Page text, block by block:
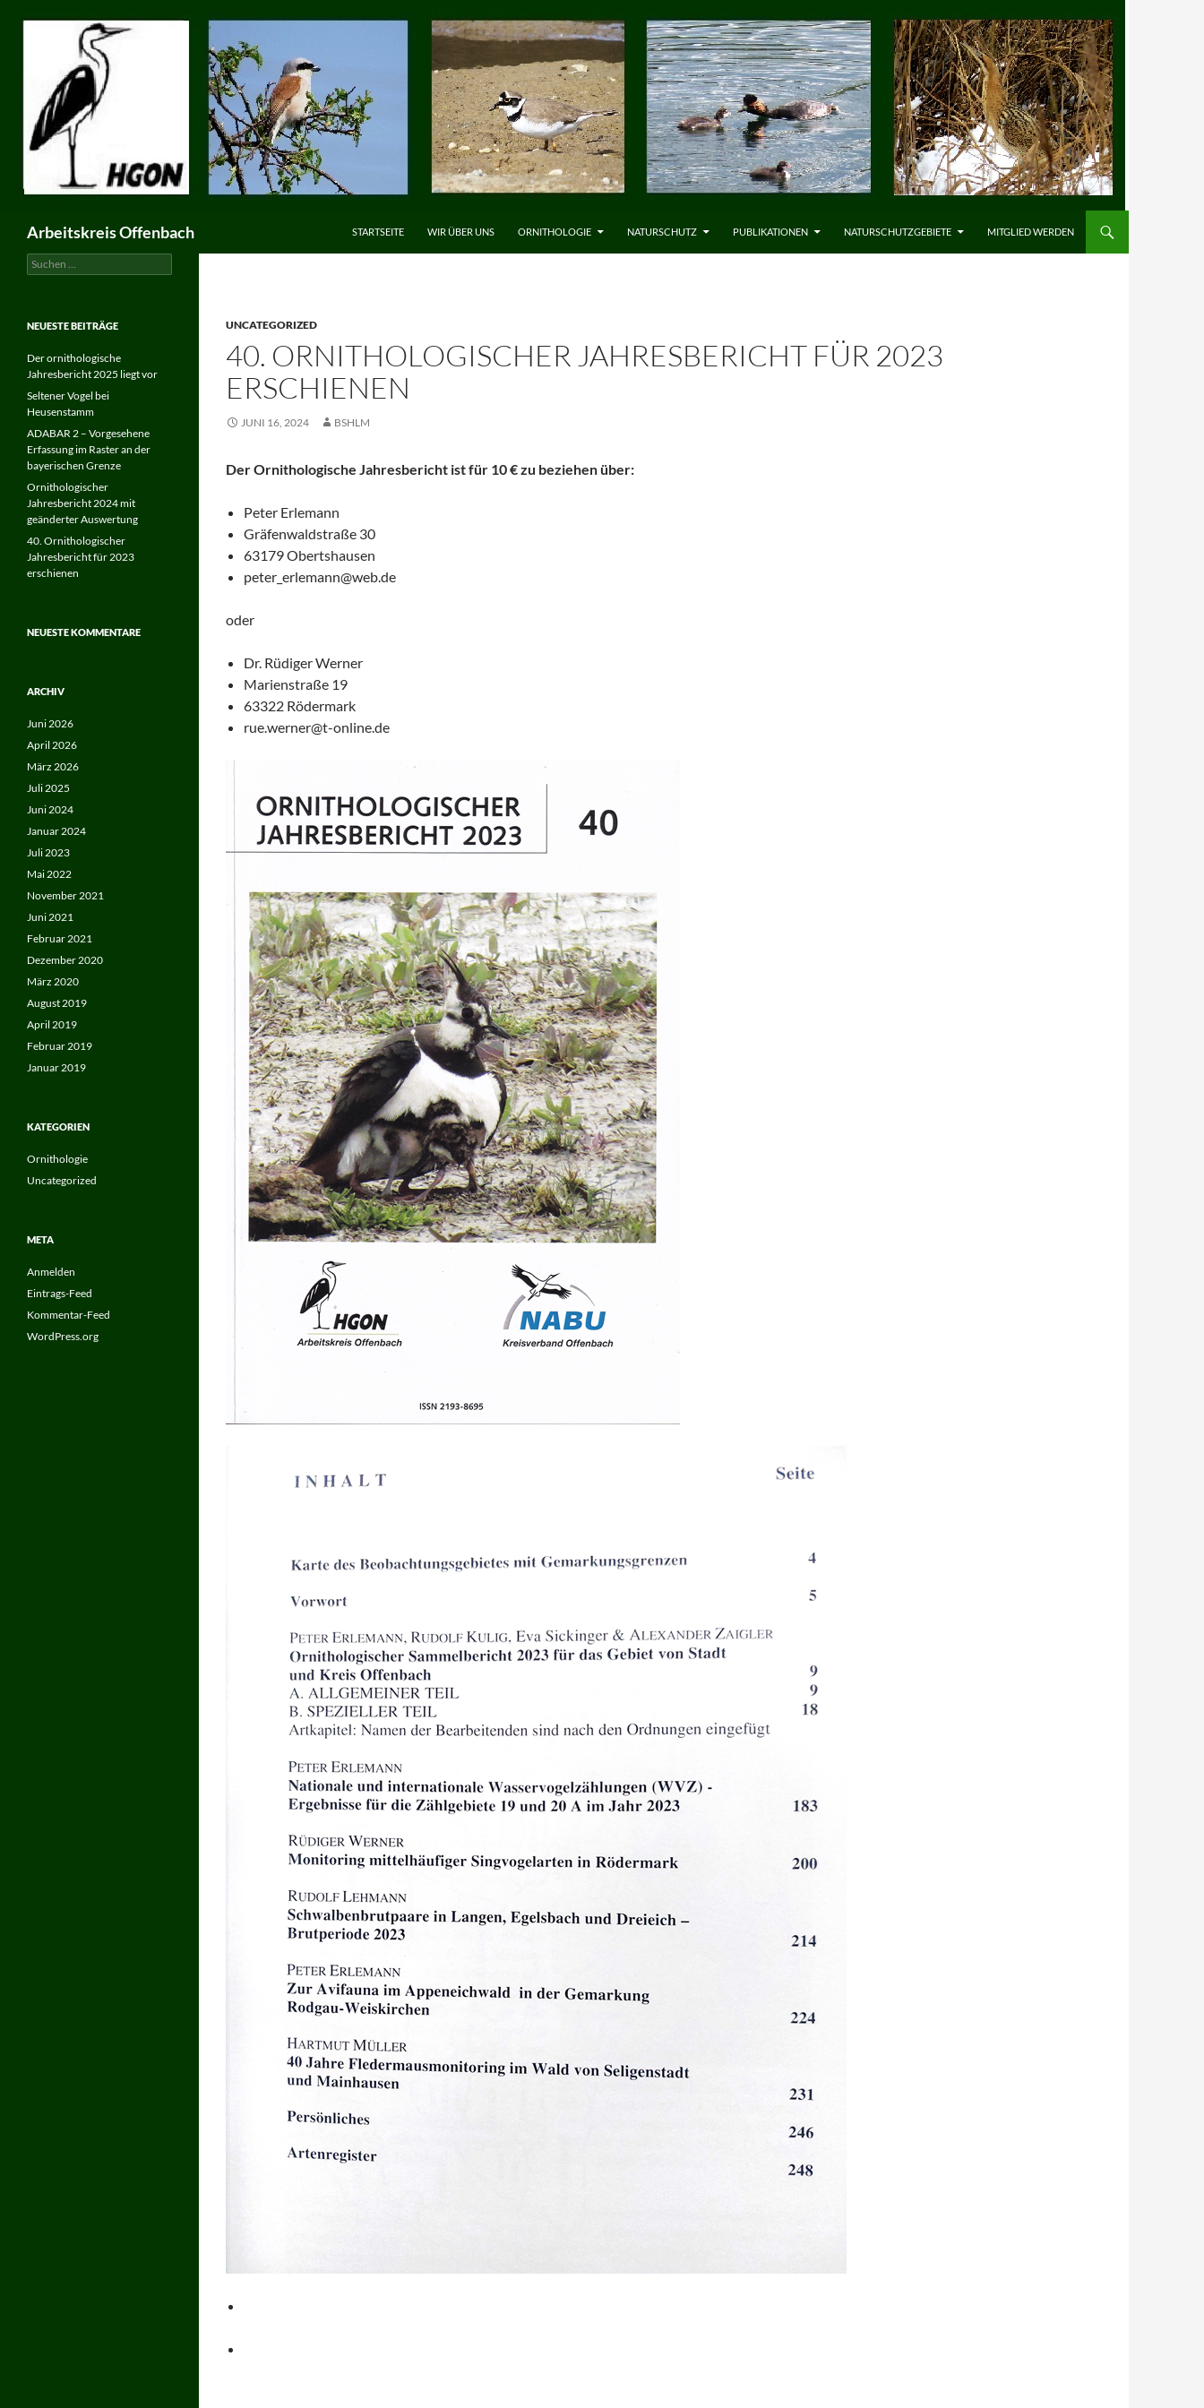
Arbeitskreis Offenbach
STARTSEITE
WIR ÜBER UNS ORNITHOLOGIE NATURSCHUTZ PUBLIKATIONEN NATURSCHUTZGEBIETE MITGLIED WERDEN
UNCATEGORIZED
40. ORNITHOLOGISCHER JAHRESBERICHT FÜR 2023
ERSCHIENEN
JUNI 16, 2024 BSHLM
Der Ornithologische Jahresbericht ist für 10 € zu beziehen über:
Peter Erlemann
Gräfenwaldstraße 30
63179 Obertshausen
peter_erlemann@web.de
oder
Dr. Rüdiger Werner
Marienstraße 19
63322 Rödermark
rue.werner@t-online.de
Suchen
nach:
NEUESTE BEITRÄGE
Der ornithologische
Jahresbericht 2025 liegt vor
Seltener Vogel bei
Heusenstamm
ADABAR 2 – Vorgesehene
Erfassung im Raster an der
bayerischen Grenze
Ornithologischer
Jahresbericht 2024 mit
geänderter Auswertung
40. Ornithologischer
Jahresbericht für 2023
erschienen
NEUESTE KOMMENTARE
ARCHIV
Juni 2026
April 2026
März 2026
Juli 2025
Juni 2024
Januar 2024
Juli 2023
Mai 2022
November 2021
Juni 2021
Februar 2021
Dezember 2020
März 2020
August 2019
April 2019
Februar 2019
Januar 2019
KATEGORIEN
Ornithologie
Uncategorized
META
Anmelden
Eintrags-Feed
Kommentar-Feed
WordPress.org